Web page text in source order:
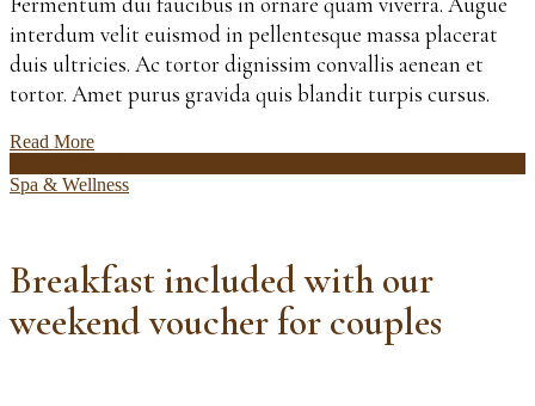
interdum velit euismod in pellentesque massa placerat
duis ultricies. Ac tortor dignissim convallis aenean et
tortor. Amet purus gravida quis blandit turpis cursus.
Read More
Spa & Wellness
Breakfast included with our
weekend voucher for couples